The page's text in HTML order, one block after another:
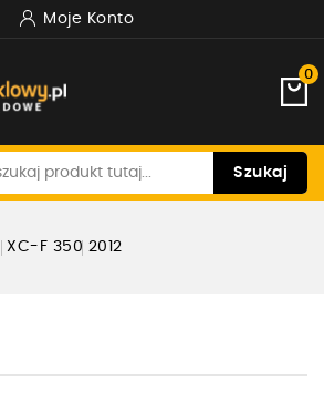
Moje Konto
0
Szukaj
XC-F 350 2012